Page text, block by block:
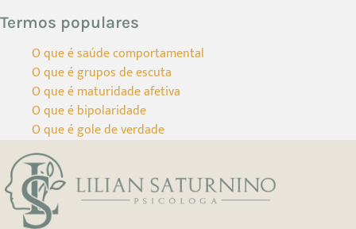
Termos populares
O que é saúde comportamental
O que é grupos de escuta
O que é maturidade afetiva
O que é bipolaridade
O que é gole de verdade